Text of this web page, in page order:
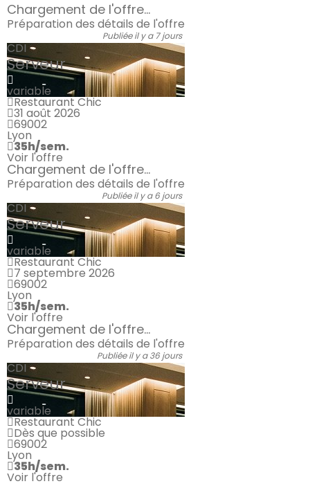
Chargement de l'offre...
Préparation des détails de l'offre
Publiée il y a 7 jours
CDI
Serveur
variable
Restaurant Chic
31 août 2026
69002
Lyon
35h/sem.
Voir l'offre
Chargement de l'offre...
Préparation des détails de l'offre
Publiée il y a 6 jours
CDI
Serveur
variable
Restaurant Chic
7 septembre 2026
69002
Lyon
35h/sem.
Voir l'offre
Chargement de l'offre...
Préparation des détails de l'offre
Publiée il y a 36 jours
CDI
Serveur
variable
Restaurant Chic
Dès que possible
69002
Lyon
35h/sem.
Voir l'offre